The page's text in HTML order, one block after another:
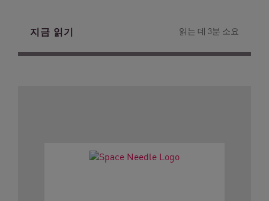
지금 읽기 읽는 데 3분 소요